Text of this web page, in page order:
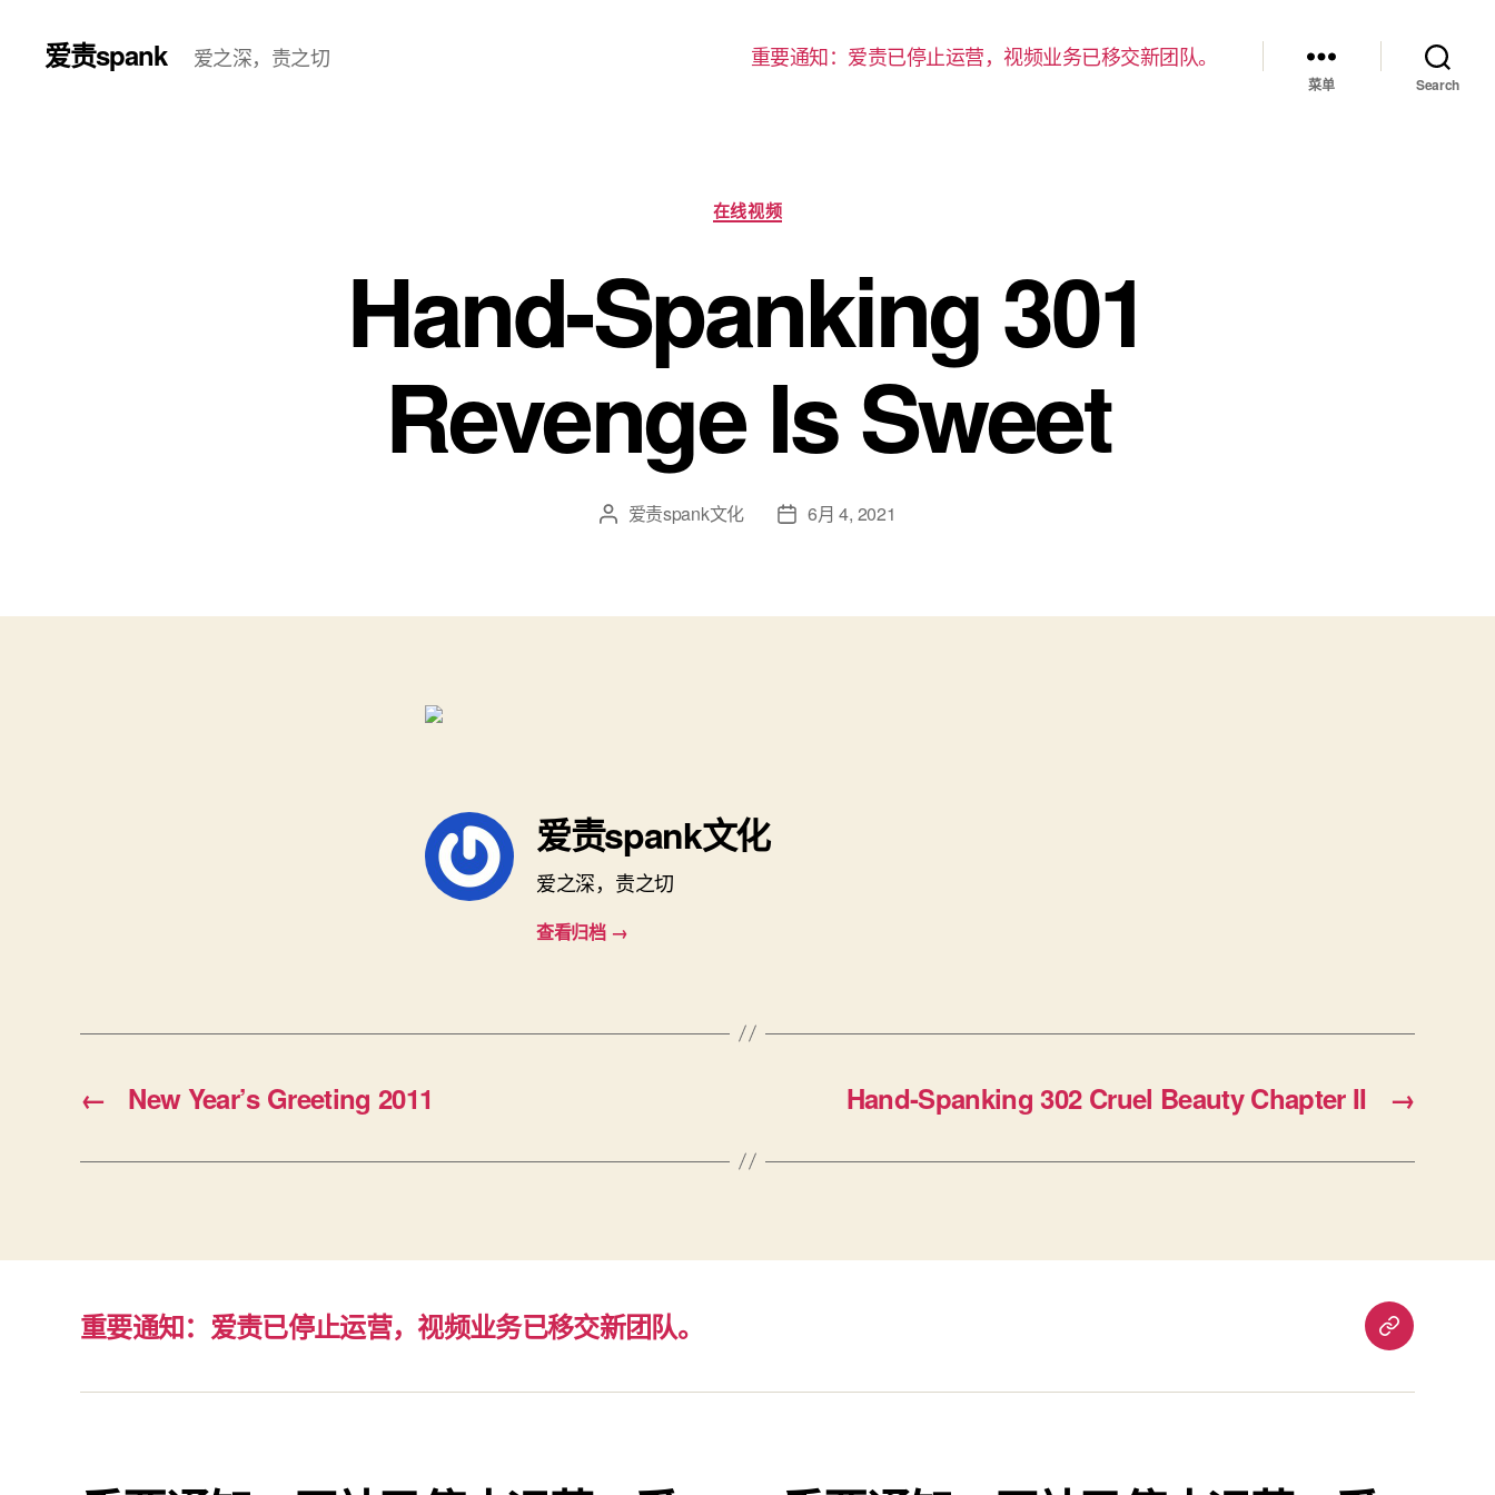
爱责spank 爱之深，责之切 重要通知：爱责已停止运营，视频业务已移交新团队。
菜单 Search
分
类
在线视频
Hand-Spanking 301
Revenge Is Sweet
文 爱责spank文化
发 6月 4, 2021
爱责spank文化
爱之深，责之切
查看归档 →
← New Year’s Greeting 2011 →
Hand-Spanking 302 Cruel Beauty Chapter II
重要通知：爱责已停止运营，视频业务已移交新团队。
重
通